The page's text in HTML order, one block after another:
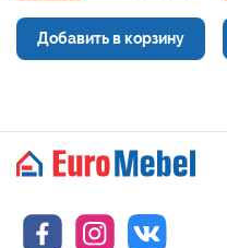
Добавить в корзину